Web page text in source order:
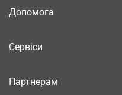
Допомога
Сервіси
Партнерам